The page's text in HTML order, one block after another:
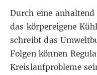
Durch eine
das körpereigene
schreibt das
Folgen können
Kreislaufprobleme